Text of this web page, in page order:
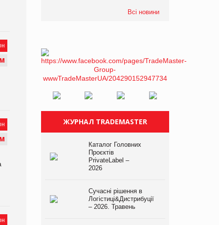
М
М
Всі новини
ЖУРНАЛ TRADEMASTER
Каталог Головних
Проєктів
PrivateLabel –
2026
Сучасні рішення в
Логістиці&Дистрибуції
– 2026. Травень